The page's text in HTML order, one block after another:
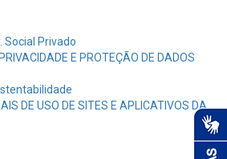
Social Privado
E PROTEÇÃO DE DADOS
DE USO DE SITES E APLICATIVOS DA